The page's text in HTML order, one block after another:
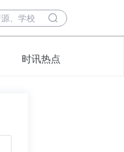
时讯热点